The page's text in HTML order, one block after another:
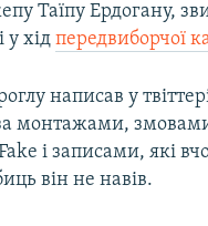
Таїпу Ердогану,
у хід передвиборчої
написав у
монтажами,
і записами, які
він не навів.